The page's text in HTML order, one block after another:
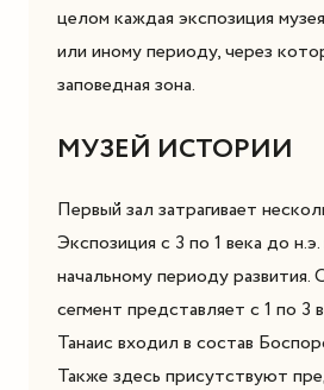
целом каждая экспозиция
или иному периоду, через
заповедная зона.
МУЗЕЙ ИСТОРИИ
Первый зал затрагивает
Экспозиция с 3 по 1 века до
начальному периоду
сегмент представляет с 1 по 3
Танаис входил в состав
Также здесь присутствуют